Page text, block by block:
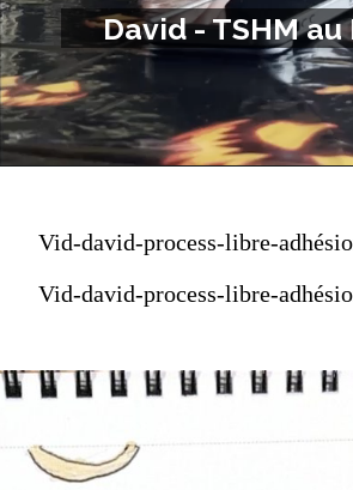
David - TSHM au
Vid-david-process-libre-
Vid-david-process-libre-